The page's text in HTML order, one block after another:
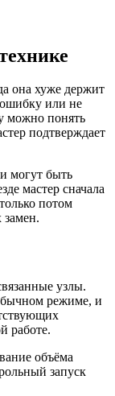
она хуже держит
или не
можно понять
подтверждает
могут быть
мастер сначала
потом
замен.
узлы.
режиме, и
работе.
объёма
запуск